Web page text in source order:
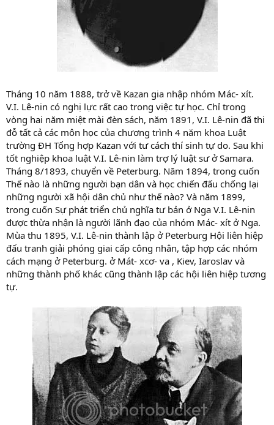
Tháng 10 năm 1888, trở về Kazan gia nhập nhóm Mác- xít.
V.I. Lê-nin có nghị lực rất cao trong việc tự học. Chỉ trong
vòng hai năm miệt mài đèn sách, năm 1891, V.I. Lê-nin đã thi
đỗ tất cả các môn học của chương trình 4 năm khoa Luật
trường ĐH Tổng hợp Kazan với tư cách thí sinh tự do. Sau khi
tốt nghiệp khoa luật V.I. Lê-nin làm trợ lý luật sư ở Samara.
Tháng 8/1893, chuyển về Peterburg. Năm 1894, trong cuốn
Thế nào là những người bạn dân và học chiến đấu chống lại
những người xã hội dân chủ như thế nào? Và năm 1899,
trong cuốn Sự phát triển chủ nghĩa tư bản ở Nga V.I. Lê-nin
được thừa nhận là người lãnh đạo của nhóm Mác- xít ở Nga.
Mùa thu 1895, V.I. Lê-nin thành lập ở Peterburg Hội liên hiệp
đấu tranh giải phóng giai cấp công nhân, tập hợp các nhóm
cách mạng ở Peterburg. ở Mát- xcơ- va , Kiev, Iaroslav và
những thành phố khác cũng thành lập các hội liên hiệp tương
tự.